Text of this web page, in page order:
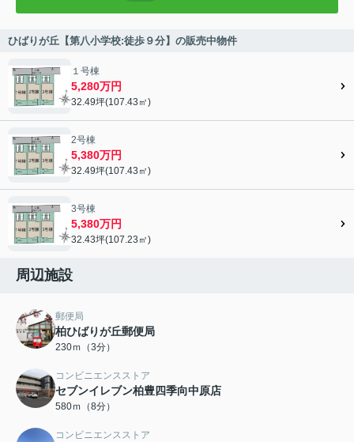
ひばりが丘【第八小学校:徒歩９分】の販売中物件
１号棟
5,280万円
32.49坪(107.43㎡)
2号棟
5,380万円
32.49坪(107.43㎡)
3号棟
5,380万円
32.43坪(107.23㎡)
周辺施設
郵便局
柏ひばりが丘郵便局
230ｍ（3分）
コンビニエンスストア
セブンイレブン柏豊四季向中原店
580ｍ（8分）
コンビニエンスストア